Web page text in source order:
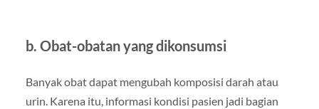
b. Obat-obatan yang dikonsumsi
Banyak obat dapat mengubah komposisi darah atau
urin. Karena itu, informasi kondisi pasien jadi bagian